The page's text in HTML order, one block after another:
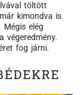
töltött
kimondva is
Mégis elég
végeredmény.
fog járni.